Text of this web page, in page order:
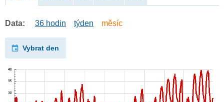
Data: 36 hodin týden měsíc
Vybrat den